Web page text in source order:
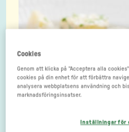
Cookies
Genom att klicka på "Acceptera alla
cookies på din enhet för att förbättra
analysera webbplatsens användning och
marknadsföringsinsatser.
Inställningar för